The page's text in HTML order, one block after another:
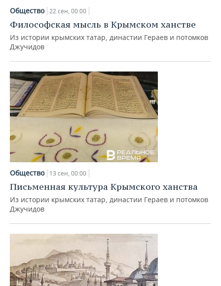
Общество 22 сен, 00:00
Философская мысль в Крымском ханстве
Из истории крымских татар, династии Гераев и потомков
Джучидов
Общество 13 сен, 00:00
Письменная культура Крымского ханства
Из истории крымских татар, династии Гераев и потомков
Джучидов